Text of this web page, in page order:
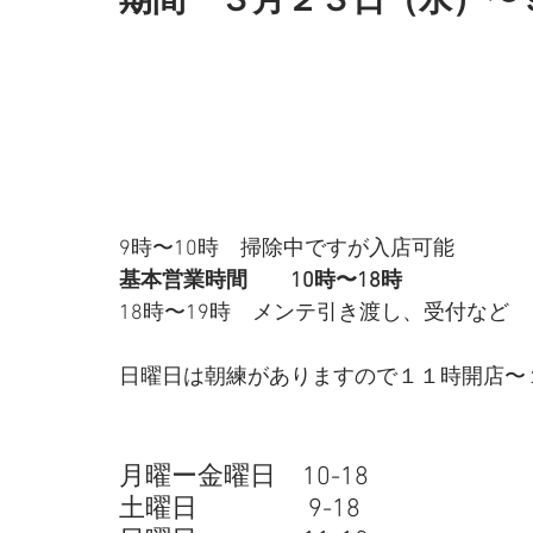
9時〜10時　掃除中ですが入店可能
基本営業時間　　10時〜18時
18時〜19時　メンテ引き渡し、受付など
日曜日は朝練がありますので１１時開店〜
月曜ー金曜日　10-18
土曜日　　　　 9-18